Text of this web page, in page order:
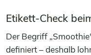
Etikett-Check
Der Begriff
definiert – deshalb